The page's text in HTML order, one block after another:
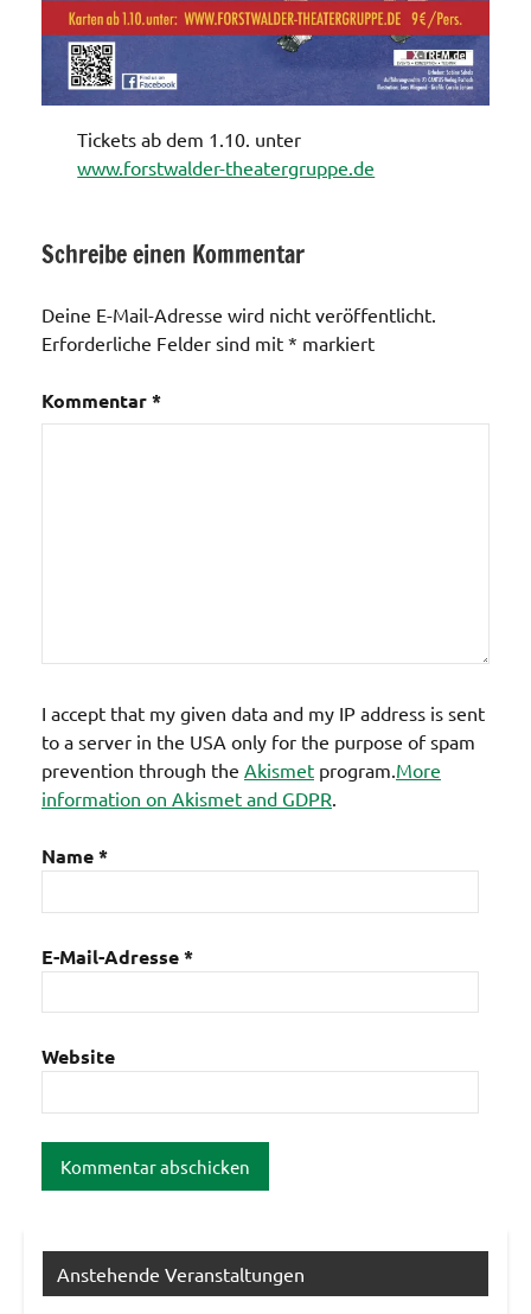
Tickets ab dem 1.10. unter
www.forstwalder-theatergruppe.de
Vereine
Schreibe einen Kommentar
Deine E-Mail-Adresse wird nicht veröffentlicht.
Erforderliche Felder sind mit * markiert
Kommentar*
I accept that my given data and my IP address is sent
to a server in the USA only for the purpose of spam
prevention through the Akismet program.More
information on Akismet and GDPR.
Name*
E-Mail-Adresse*
Website
Anstehende Veranstaltungen